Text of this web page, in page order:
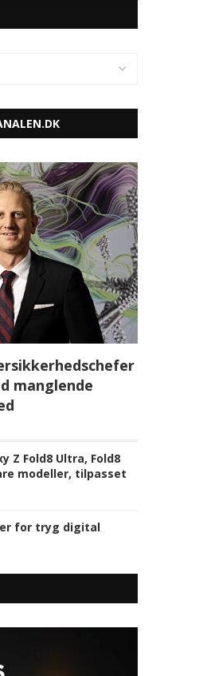
manglende
Z Fold8 Ultra, Fold8
modeller, tilpasset
for tryg digital